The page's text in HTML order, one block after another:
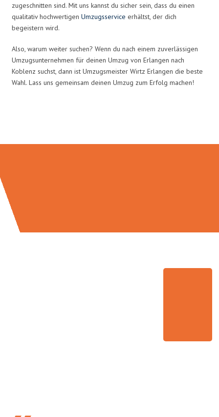
zugeschnitten sind. Mit uns kannst du sicher sein, dass du einen
qualitativ hochwertigen Umzugsservice erhältst, der dich
begeistern wird.
Also, warum weiter suchen? Wenn du nach einem zuverlässigen
Umzugsunternehmen für deinen Umzug von Erlangen nach
Koblenz suchst, dann ist Umzugsmeister Wirtz Erlangen die beste
Wahl. Lass uns gemeinsam deinen Umzug zum Erfolg machen!